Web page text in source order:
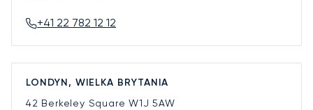
+41 22 782 12 12
LONDYN, WIELKA BRYTANIA
42 Berkeley SquareW1J 5AW